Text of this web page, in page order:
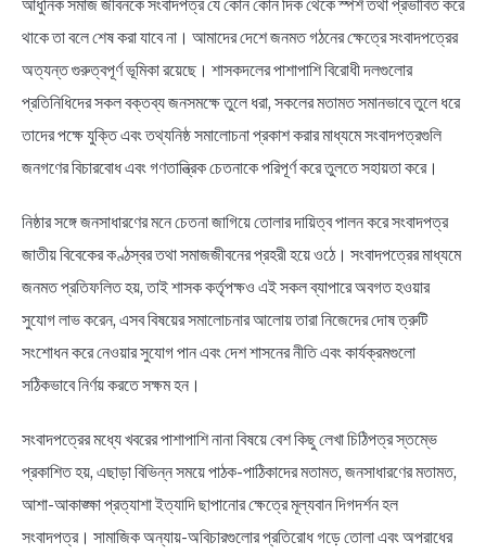
আধুনিক সমাজ জীবনকে সংবাদপত্র যে কোন কোন দিক থেকে স্পর্শ তথা প্রভাবিত করে
থাকে তা বলে শেষ করা যাবে না। আমাদের দেশে জনমত গঠনের ক্ষেত্রে সংবাদপত্রের
অত্যন্ত গুরুত্বপূর্ণ ভূমিকা রয়েছে। শাসকদলের পাশাপাশি বিরোধী দলগুলোর
প্রতিনিধিদের সকল বক্তব্য জনসমক্ষে তুলে ধরা, সকলের মতামত সমানভাবে তুলে ধরে
তাদের পক্ষে যুক্তি এবং তথ্যনিষ্ঠ সমালোচনা প্রকাশ করার মাধ্যমে সংবাদপত্রগুলি
জনগণের বিচারবোধ এবং গণতান্ত্রিক চেতনাকে পরিপূর্ণ করে তুলতে সহায়তা করে।
নিষ্ঠার সঙ্গে জনসাধারণের মনে চেতনা জাগিয়ে তোলার দায়িত্ব পালন করে সংবাদপত্র
জাতীয় বিবেকের কণ্ঠস্বর তথা সমাজজীবনের প্রহরী হয়ে ওঠে। সংবাদপত্রের মাধ্যমে
জনমত প্রতিফলিত হয়, তাই শাসক কর্তৃপক্ষও এই সকল ব্যাপারে অবগত হওয়ার
সুযোগ লাভ করেন, এসব বিষয়ের সমালোচনার আলোয় তারা নিজেদের দোষ ত্রুটি
সংশোধন করে নেওয়ার সুযোগ পান এবং দেশ শাসনের নীতি এবং কার্যক্রমগুলো
সঠিকভাবে নির্ণয় করতে সক্ষম হন।
সংবাদপত্রের মধ্যে খবরের পাশাপাশি নানা বিষয়ে বেশ কিছু লেখা চিঠিপত্র স্তম্ভে
প্রকাশিত হয়, এছাড়া বিভিন্ন সময়ে পাঠক-পাঠিকাদের মতামত, জনসাধারণের মতামত,
আশা-আকাঙ্ক্ষা প্রত্যাশা ইত্যাদি ছাপানোর ক্ষেত্রে মূল্যবান দিগদর্শন হল
সংবাদপত্র। সামাজিক অন্যায়-অবিচারগুলোর প্রতিরোধ গড়ে তোলা এবং অপরাধের